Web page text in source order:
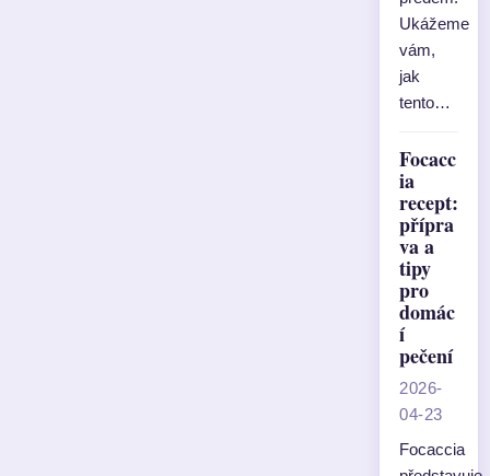
Ukážeme
vám,
jak
tento…
Focacc
ia
recept:
přípra
va a
tipy
pro
domác
í
pečení
2026-
04-23
Focaccia